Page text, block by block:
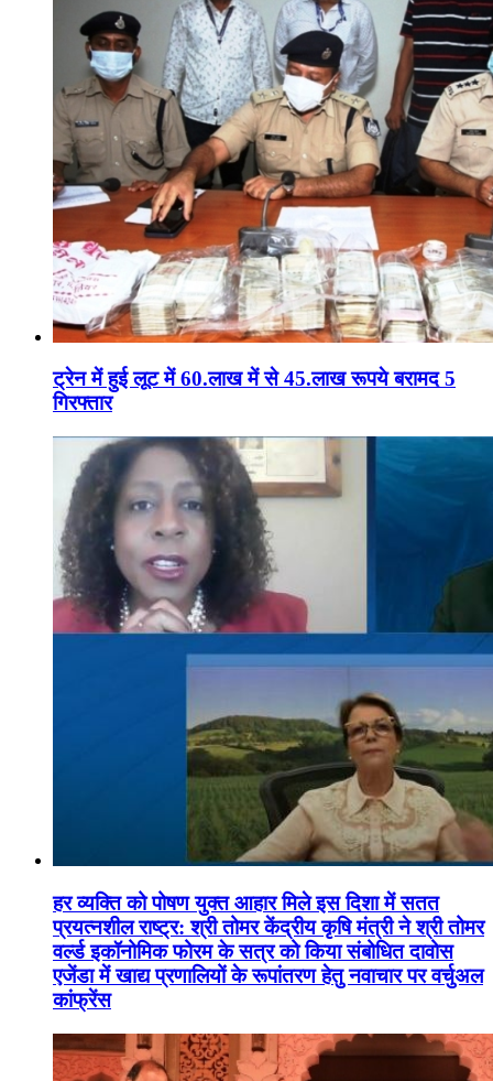
ट्रेन में हुई लूट में 60.लाख में से 45.लाख रूपये बरामद 5
गिरफ्तार
हर व्यक्ति को पोषण युक्त आहार मिले इस दिशा में सतत
प्रयत्नशील राष्ट्र: श्री तोमर केंद्रीय कृषि मंत्री ने श्री तोमर
वर्ल्ड इकॉनोमिक फोरम के सत्र को किया संबोधित दावोस
एजेंडा में खाद्य प्रणालियों के रूपांतरण हेतु नवाचार पर वर्चुअल
कांफ्रेंस